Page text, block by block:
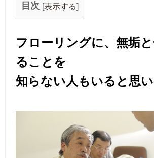
目次 [表示する]
フローリングに、無垢
ることを
知らない人もいると思い